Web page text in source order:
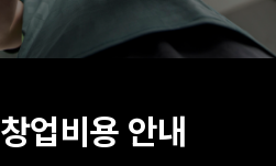
창업비용 안내